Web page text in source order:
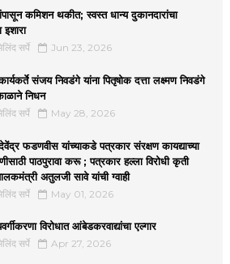
कमिशन थकीत; स्वस्त धान्य दुकानदारांचा
सर्पे Jun 23, 2026
संजय निवडंगे यांना पितृषोक दत्ता लक्ष्मण निवडंगे
निधन
सर्पे May 28, 2026
फडणवीस यांच्याकडे पत्रकार संरक्षण कायद्याच्या
पाठपुरावा करू ; पत्रकार हल्ला विरोधी कृती
अतुलजी सावे यांची ग्वाही
सर्पे May 01, 2026
विरोधात आंबेडकरवाद्यांचा एल्गार
सर्पे Apr 27, 2026